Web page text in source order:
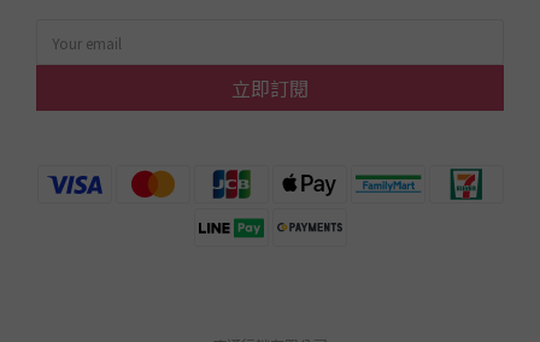
立即訂閱